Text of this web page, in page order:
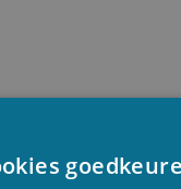
zijn minst wel
houd hierbij het